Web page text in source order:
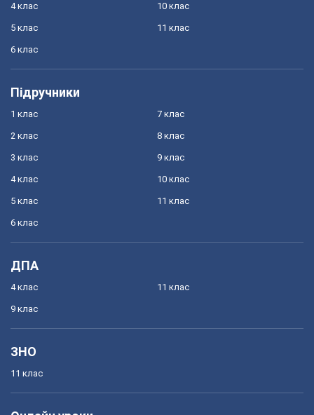
4 клас
5 клас
6 клас
10 клас
11 клас
Підручники
1 клас
2 клас
3 клас
4 клас
5 клас
6 клас
7 клас
8 клас
9 клас
10 клас
11 клас
ДПА
4 клас
9 клас
11 клас
ЗНО
11 клас